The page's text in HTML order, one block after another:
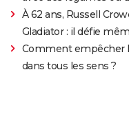
À 62 ans, Russell
Gladiator : il défie
Comment empêcher
dans tous les sens ?